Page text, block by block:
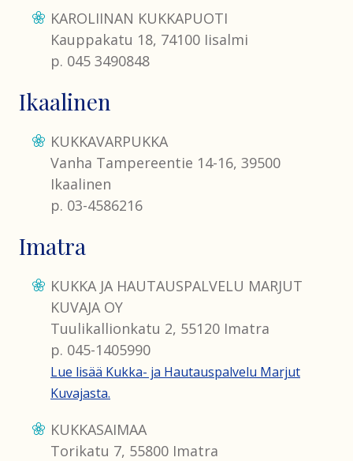
KAROLIINAN KUKKAPUOTI
Kauppakatu 18, 74100 Iisalmi
p. 045 3490848
Ikaalinen
KUKKAVARPUKKA
Vanha Tampereentie 14-16, 39500
Ikaalinen
p. 03-4586216
Imatra
KUKKA JA HAUTAUSPALVELU MARJUT
KUVAJA OY
Tuulikallionkatu 2, 55120 Imatra
p. 045-1405990
Lue lisää Kukka- ja Hautauspalvelu Marjut
Kuvajasta.
KUKKASAIMAA
Torikatu 7, 55800 Imatra